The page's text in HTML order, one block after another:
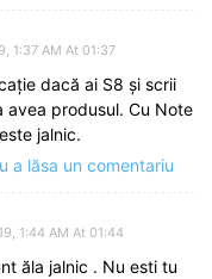
1:37 AM At 01:37
dacă ai S8 şi scrii
avea produsul. Cu Note
jalnic.
a lăsa un comentariu
1:44 AM At 01:44
ăla jalnic . Nu esti tu